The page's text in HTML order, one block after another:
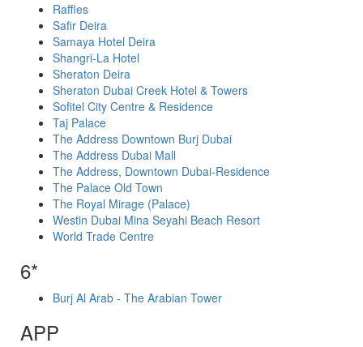
Raffles
Safir Deira
Samaya Hotel Deira
Shangri-La Hotel
Sheraton Deira
Sheraton Dubai Creek Hotel & Towers
Sofitel City Centre & Residence
Taj Palace
The Address Downtown Burj Dubai
The Address Dubai Mall
The Address, Downtown Dubai-Residence
The Palace Old Town
The Royal Mirage (Palace)
Westin Dubai Mina Seyahi Beach Resort
World Trade Centre
6*
Burj Al Arab - The Arabian Tower
APP